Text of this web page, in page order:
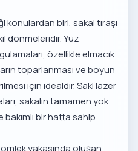
konulardan biri, sakal tıraşı
dönmeleridir. Yüz
özellikle elmacık
toparlanması ve boyun
için idealdir.Sakl lazer
sakalın tamamen yok
bir hatta sahip
yakasında oluşan